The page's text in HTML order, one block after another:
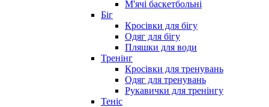
М'ячі баскетбольні
Біг
Кросівки для бігу
Одяг для бігу
Пляшки для води
Тренінг
Кросівки для тренувань
Одяг для тренувань
Рукавички для тренінгу
Теніс